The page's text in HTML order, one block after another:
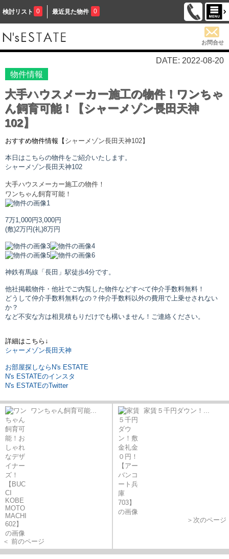
検討リスト 0 最近見た物件 0
お問合せ
DATE: 2022-08-20
物件情報
大手ハウスメーカー施工の物件！ワンちゃ
ん飼育可能！【シャーメゾン長田天神
102】
おすすめ物件情報【 シャーメゾン長田天神102】
本日はこちらの物件をご紹介いたします。
シャーメゾン長田天神102
大手ハウスメーカー施工の物件！
ワンちゃん飼育可能！
7万1,000円3,000円
(敷)2万円(礼)8万円
神鉄有馬線「長田」駅徒歩4分です。
他社掲載物件・他社でご内覧した物件などすべて仲介手数料無料！
どうして仲介手数料無料なの？仲介手数料以外の費用で上乗せされない
か？
など不安な方は相見積もりだけでも構いません！ご連絡ください。
詳細はこちら↓
シャーメゾン長田天神
お部屋探しならN's ESTATE
N's ESTATEのインスタ
N's ESTATEのTwitter
ワンちゃん飼育可能...
＜ 前のページ
家賃５千円ダウン！...
＞次のページ